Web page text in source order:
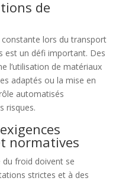
de
lors du transport
est un défi important. Des
l’utilisation de matériaux
adaptés ou la mise en
automatisés
risques.
normatives
du froid doivent se
strictes et à des